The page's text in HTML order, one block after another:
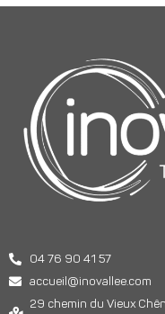
04 76 90 41 57
accueil@inovallee.com
29 chemin du Vieux